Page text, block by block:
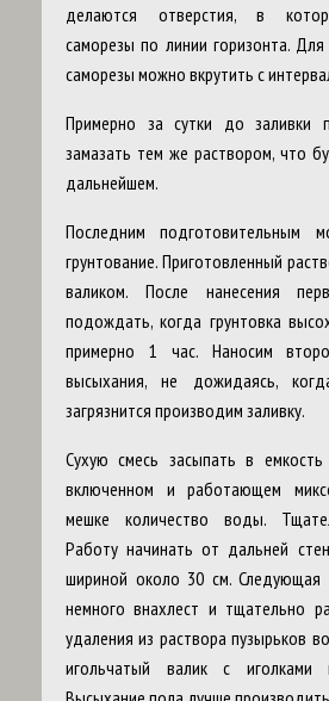
делаются отверстия, в
саморезы по линии горизонта.
саморезы можно вкрутить с
Примерно за сутки до заливки
замазать тем же раствором, что
дальнейшем.
Последним подготовительным
грунтование. Приготовленный
валиком. После нанесения
подождать, когда грунтовка
примерно 1 час. Наносим
высыхания, не дожидаясь,
загрязнится производим заливку.
Сухую смесь засыпать в
включенном и работающем
мешке количество воды.
Работу начинать от дальней
шириной около 30 см. Следующая
немного внахлест и тщательно
удаления из раствора пузырьков
игольчатый валик с иголками